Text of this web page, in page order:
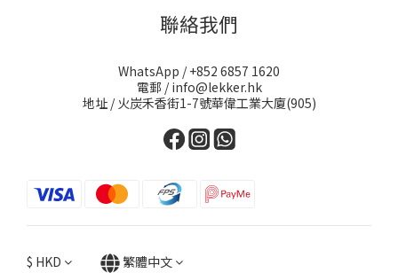
聯絡我們
WhatsApp / +852 6857 1620
電郵 / info@lekker.hk
地址 / 火炭禾香街1-7號華偉工業大廈(905)
$ HKD 繁體中文